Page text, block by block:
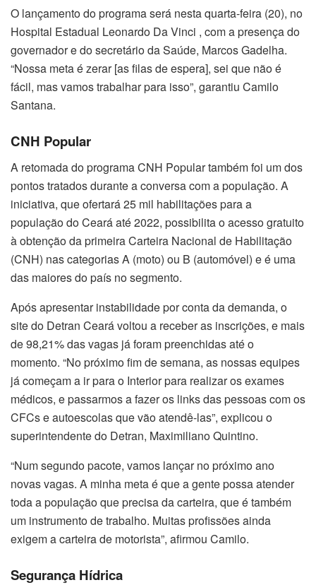
O lançamento do programa será nesta quarta-feira (20), no
Hospital Estadual Leonardo Da Vinci , com a presença do
governador e do secretário da Saúde, Marcos Gadelha.
“Nossa meta é zerar [as filas de espera], sei que não é
fácil, mas vamos trabalhar para isso”, garantiu Camilo
Santana.
CNH Popular
A retomada do programa CNH Popular também foi um dos
pontos tratados durante a conversa com a população. A
iniciativa, que ofertará 25 mil habilitações para a
população do Ceará até 2022, possibilita o acesso gratuito
à obtenção da primeira Carteira Nacional de Habilitação
(CNH) nas categorias A (moto) ou B (automóvel) e é uma
das maiores do país no segmento.
Após apresentar instabilidade por conta da demanda, o
site do Detran Ceará voltou a receber as inscrições, e mais
de 98,21% das vagas já foram preenchidas até o
momento. “No próximo fim de semana, as nossas equipes
já começam a ir para o Interior para realizar os exames
médicos, e passarmos a fazer os links das pessoas com os
CFCs e autoescolas que vão atendê-las”, explicou o
superintendente do Detran, Maximiliano Quintino.
“Num segundo pacote, vamos lançar no próximo ano
novas vagas. A minha meta é que a gente possa atender
toda a população que precisa da carteira, que é também
um instrumento de trabalho. Muitas profissões ainda
exigem a carteira de motorista”, afirmou Camilo.
Segurança Hídrica